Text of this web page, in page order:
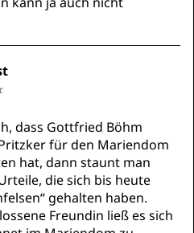
dass Gottfried Böhm
für den Mariendom
hat, dann staunt man
die sich bis heute
gehalten haben.
Freundin ließ es sich